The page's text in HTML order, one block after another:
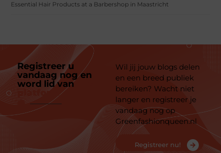
Essential Hair Products at a Barbershop in Maastricht
Registreer u
vandaag nog en
word lid van
platform
Wil jij jouw blogs delen
en een breed publiek
bereiken? Wacht niet
langer en registreer je
vandaag nog op
Greenfashionqueen.nl
Registreer nu!